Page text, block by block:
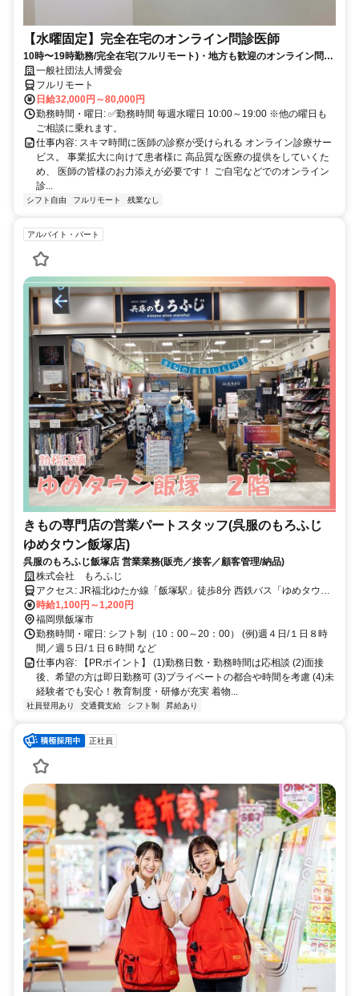
【水曜固定】完全在宅のオンライン問診医師
10時〜19時勤務/完全在宅(フルリモート)・地方も歓迎のオンライン問診
業務一般社団法人博愛会
フルリモート
日給32,000円～80,000円
勤務時間・曜日: ✅勤務時間 毎週水曜日 10:00～19:00 ※他の曜日も
ご相談に乗れます。
仕事内容: スキマ時間に医師の診察が受けられる オンライン診療サー
ビス。 事業拡大に向けて患者様に 高品質な医療の提供をしていくた
め、 医師の皆様のお力添えが必要です！ ご自宅などでのオンライン
診...
シフト自由 フルリモート 残業なし
アルバイト・パート
きもの専門店の営業パートスタッフ(呉服のもろふじ
ゆめタウン飯塚店)
呉服のもろふじ飯塚店 営業業務(販売／接客／顧客管理/納品)
株式会社 もろふじ
アクセス: JR福北ゆたか線「飯塚駅」徒歩8分 西鉄バス「ゆめタウン
飯塚」バス停すぐ
時給1,100円～1,200円
福岡県飯塚市
勤務時間・曜日: シフト制（10：00～20：00） (例)週４日/１日８時
間／週５日/１日６時間 など
仕事内容: 【PRポイント】 (1)勤務日数・勤務時間は応相談 (2)面接
後、希望の方は即日勤務可 (3)プライベートの都合や時間を考慮 (4)未
経験者でも安心！教育制度・研修が充実 着物...
社員登用あり 交通費支給 シフト制 昇給あり
正社員